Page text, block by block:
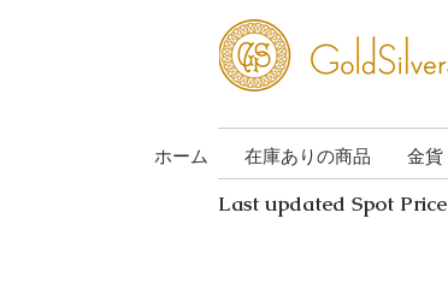
ホーム 在庫ありの商品 金貨
Last updated Spot Price